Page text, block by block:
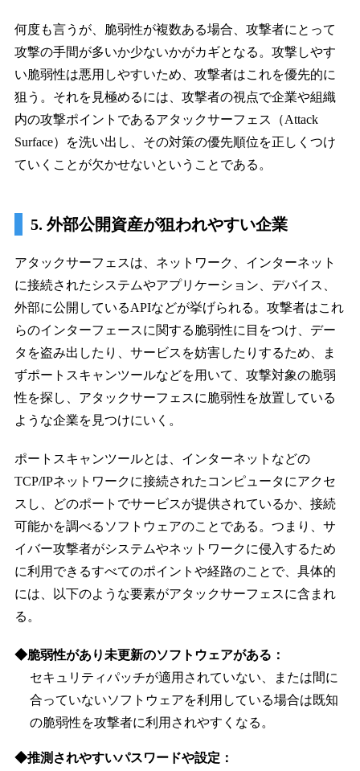
何度も言うが、脆弱性が複数ある場合、攻撃者にとって
攻撃の手間が多いか少ないかがカギとなる。攻撃しやす
い脆弱性は悪用しやすいため、攻撃者はこれを優先的に
狙う。それを見極めるには、攻撃者の視点で企業や組織
内の攻撃ポイントであるアタックサーフェス（Attack
Surface）を洗い出し、その対策の優先順位を正しくつけ
ていくことが欠かせないということである。
5. 外部公開資産が狙われやすい企業
アタックサーフェスは、ネットワーク、インターネット
に接続されたシステムやアプリケーション、デバイス、
外部に公開しているAPIなどが挙げられる。攻撃者はこれ
らのインターフェースに関する脆弱性に目をつけ、デー
タを盗み出したり、サービスを妨害したりするため、ま
ずポートスキャンツールなどを用いて、攻撃対象の脆弱
性を探し、アタックサーフェスに脆弱性を放置している
ような企業を見つけにいく。
ポートスキャンツールとは、インターネットなどの
TCP/IPネットワークに接続されたコンピュータにアクセ
スし、どのポートでサービスが提供されているか、接続
可能かを調べるソフトウェアのことである。つまり、サ
イバー攻撃者がシステムやネットワークに侵入するため
に利用できるすべてのポイントや経路のことで、具体的
には、以下のような要素がアタックサーフェスに含まれ
る。
◆脆弱性があり未更新のソフトウェアがある：
セキュリティパッチが適用されていない、または間に
合っていないソフトウェアを利用している場合は既知
の脆弱性を攻撃者に利用されやすくなる。
◆推測されやすいパスワードや設定：